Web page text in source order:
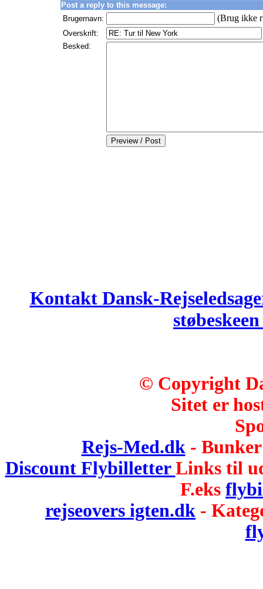
Post a reply to this message:
Brugernavn:
(Brug ikke
Overskrift:
Besked:
Kontakt Dansk-
© Copyright
Sitet er
Rejs-Med.dk- Bunker
Discount Flybilletter Links til
F.eks
rejseovers igten.dk -